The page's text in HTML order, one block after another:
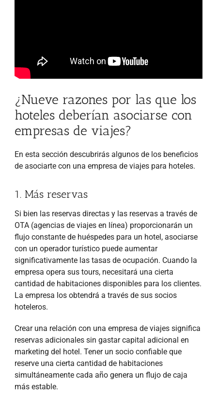
¿Nueve razones por las que los
hoteles deberían asociarse con
empresas de viajes?
En esta sección descubrirás algunos de los beneficios
de asociarte con una empresa de viajes para hoteles.
1. Más reservas
Si bien las reservas directas y las reservas a través de
OTA (agencias de viajes en línea) proporcionarán un
flujo constante de huéspedes para un hotel, asociarse
con un operador turístico puede aumentar
significativamente las tasas de ocupación. Cuando la
empresa opera sus tours, necesitará una cierta
cantidad de habitaciones disponibles para los clientes.
La empresa los obtendrá a través de sus socios
hoteleros.
Crear una relación con una empresa de viajes significa
reservas adicionales sin gastar capital adicional en
marketing del hotel. Tener un socio confiable que
reserve una cierta cantidad de habitaciones
simultáneamente cada año genera un flujo de caja
más estable.